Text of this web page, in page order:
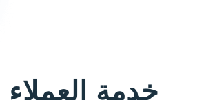
خدمة العملاء